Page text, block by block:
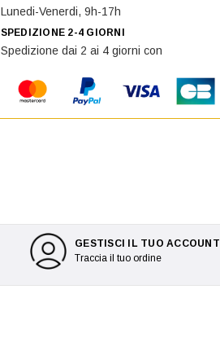
Lunedi-Venerdi, 9h-17h
SPEDIZIONE 2-4 GIORNI
Spedizione dai 2 ai 4 giorni con
GESTISCI IL TUO ACCOUNT
Traccia il tuo ordine